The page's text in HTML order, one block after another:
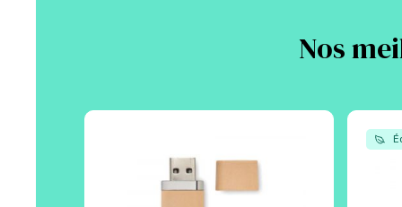
Nos